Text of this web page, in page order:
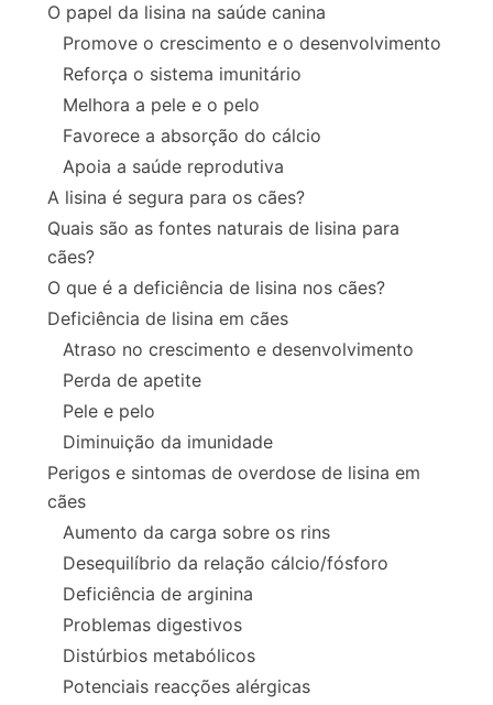
O papel da lisina na saúde canina
Promove o crescimento e o desenvolvimento
Reforça o sistema imunitário
Melhora a pele e o pelo
Favorece a absorção do cálcio
Apoia a saúde reprodutiva
A lisina é segura para os cães?
Quais são as fontes naturais de lisina para
cães?
O que é a deficiência de lisina nos cães?
Deficiência de lisina em cães
Atraso no crescimento e desenvolvimento
Perda de apetite
Pele e pelo
Diminuição da imunidade
Perigos e sintomas de overdose de lisina em
cães
Aumento da carga sobre os rins
Desequilíbrio da relação cálcio/fósforo
Deficiência de arginina
Problemas digestivos
Distúrbios metabólicos
Potenciais reacções alérgicas